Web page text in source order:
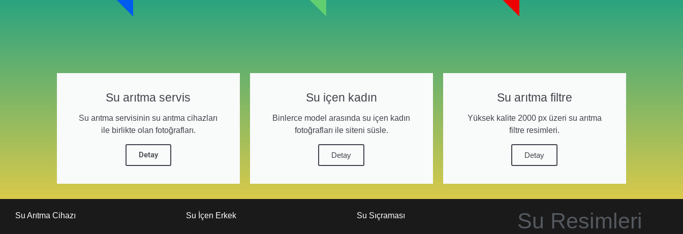
Su arıtma servis
Su arıtma servisinin su arıtma cihazları
ile birlikte olan fotoğrafları.
Detay
Su içen kadın
Binlerce model arasında su içen kadın
fotoğrafları ile siteni süsle.
Detay
Su arıtma filtre
Yüksek kalite 2000 px üzeri su arıtma
filtre resimleri.
Detay
Su Arıtma Cihazı Su İçen Erkek Su Sıçraması
Su Resimleri